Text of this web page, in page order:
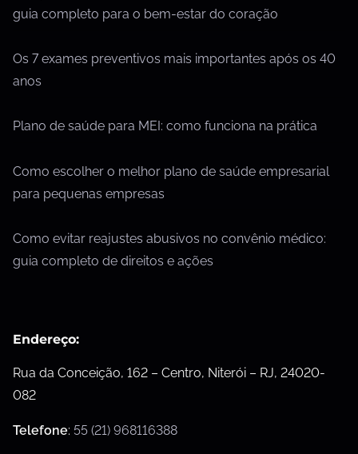
guia completo para o bem-estar do coração
Os 7 exames preventivos mais importantes após os 40
anos
Plano de saúde para MEI: como funciona na prática
Como escolher o melhor plano de saúde empresarial
para pequenas empresas
Como evitar reajustes abusivos no convênio médico:
guia completo de direitos e ações
Endereço:
Rua da Conceição, 162 – Centro, Niterói – RJ, 24020-
082
Telefone: 55 (21) 968116388